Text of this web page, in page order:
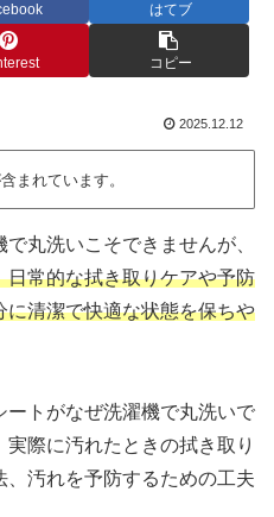
はてブ
コピー
2025.12.12
まれています。
丸洗いこそできませんが、
常的な拭き取りケアや予防
清潔で快適な状態を保ちや
トがなぜ洗濯機で丸洗いで
際に汚れたときの拭き取り
汚れを予防するための工夫